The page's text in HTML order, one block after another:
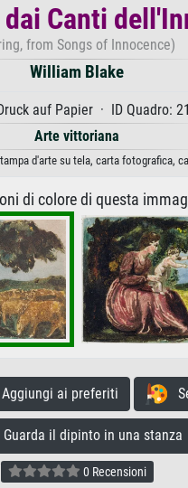
Canti
from Songs of Innocence)
William Blake
auf Papier · ID Quadro:
Arte vittoriana
d'arte su tela, carta fotografica,
di colore di questa
ai preferiti
Guarda il dipinto in una stanza
0 Recensioni